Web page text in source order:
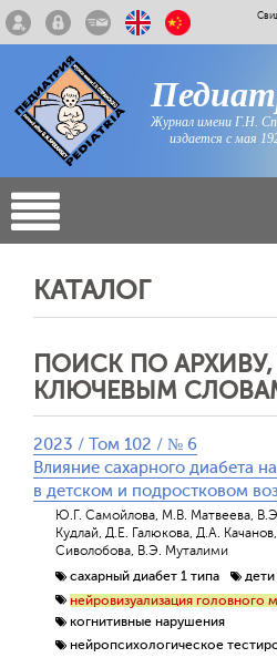
Журнал имени Г.Н.
издается с мая
КАТАЛОГ
ПОИСК ПО
КЛЮЧЕВЫМ
2023 / Том 102 / № 6
Влияние сахарного диабета
в детском и подростковом
Ю.Г. Самойлова, М.В. Матвеева,
Кудлай, Д.Е. Галюкова, Д.А.
Сиволобова, В.Э. Муталими
сахарный диабет 1 типа
нейровизуализация головного
когнитивные нарушения
нейропсихологическое